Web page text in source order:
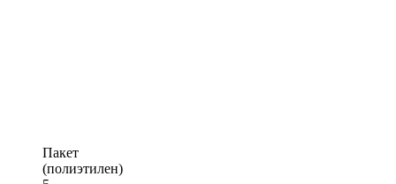
Пакет
(полиэтилен)